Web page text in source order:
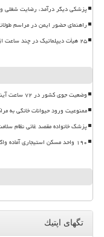
پزشکی دیگر درآمد، رضایت شغلی و
راهنمای حضور ایمن در مراسم
۲۵ هیأت دیپلماتیک در چند ساعت از راه فرودگاه مهرآباد پذیرش شدند
وضعیت جوی کشور در ۷۲ ساعت آینده موج بارندگی های تابستانه در راه ۱۱ استان
ممنوعیت ورود حیوانات خانگی به
پزشک خانواده مقصد غائی نظام
۱۹۰ واحد مسکن استیجاری آماده واگذاری به زوج های جوان است
تگهای اپتیك